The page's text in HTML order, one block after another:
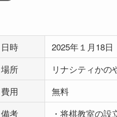
日時
2025年１月18
場所
リナシティかの
費用
無料
備考
・将棋教室の